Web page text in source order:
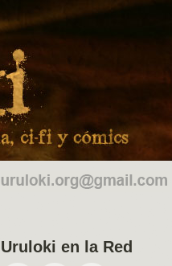
Uruloki en la Red